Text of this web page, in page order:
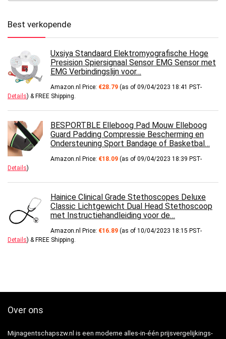
Best verkopende
Uxsiya Standaard Elektromyografische Hoge
Presision Spiersignaal Sensor EMG Sensor met
EMG Verbindingslijn voor…
Amazon.nl Price: €28.79 (as of 09/04/2023 18:41 PST-
Details) & FREE Shipping.
BESPORTBLE Elleboog Pad Mouw Elleboog
Guard Padding Compressie Bescherming en
Ondersteuning Sport Bandage of Basketbal…
Amazon.nl Price: €18.09 (as of 09/04/2023 18:39 PST-
Details)
Hainice Clinical Grade Stethoscopes Deluxe
Classic Lichtgewicht Dual Head Stethoscoop
met Instructiehandleiding voor de…
Amazon.nl Price: €16.89 (as of 10/04/2023 18:15 PST-
Details) & FREE Shipping.
Over ons
Mijnagentschapszw.nl is een moderne alles-in-één prijsvergelijkings-